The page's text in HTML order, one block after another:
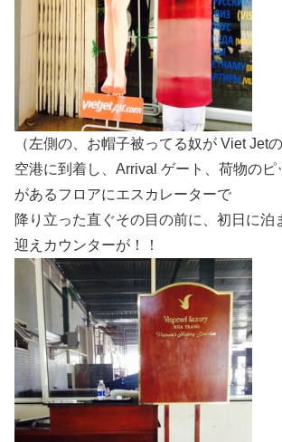
（左側の、お帽子被ってる奴が Viet Jet
空港に到着し、Arrival ゲート、荷物のピ
があるフロアにエスカレーターで
降り立った直ぐその目の前に、初日に泊
迎えカウンターが！！